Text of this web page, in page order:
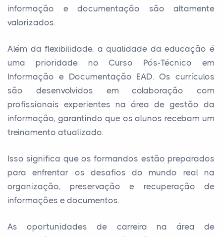
informação e documentação são altamente
valorizados.
Além da flexibilidade, a qualidade da educação é
uma prioridade no Curso Pós-Técnico em
Informação e Documentação EAD. Os currículos
são desenvolvidos em colaboração com
profissionais experientes na área de gestão da
informação, garantindo que os alunos recebam um
treinamento atualizado.
Isso significa que os formandos estão preparados
para enfrentar os desafios do mundo real na
organização, preservação e recuperação de
informações e documentos.
As oportunidades de carreira na área de